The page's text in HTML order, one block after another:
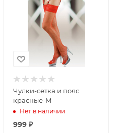
Чулки-сетка и пояс
красные-M
Нет в наличии
999 ₽